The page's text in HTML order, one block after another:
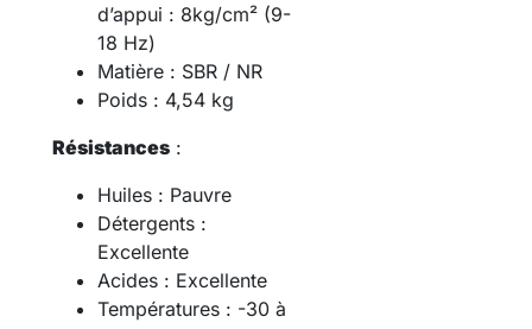
d’appui : 8kg/cm² (9-
18 Hz)
Matière : SBR / NR
Poids : 4,54 kg
Résistances :
Huiles : Pauvre
Détergents :
Excellente
Acides : Excellente
Températures : -30 à